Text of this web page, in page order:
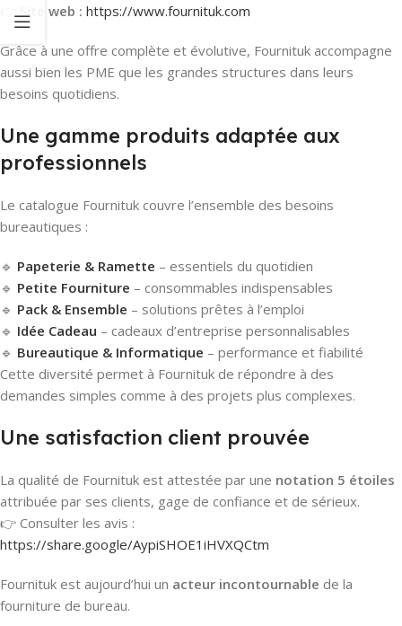
👉Site web : https://www.fournituk.com
Grâce à une offre complète et évolutive, Fournituk accompagne
aussi bien les PME que les grandes structures dans leurs
besoins quotidiens.
Une gamme produits adaptée aux
professionnels
Le catalogue Fournituk couvre l’ensemble des besoins
bureautiques :
🔹 Papeterie & Ramette – essentiels du quotidien
🔹 Petite Fourniture – consommables indispensables
🔹 Pack & Ensemble – solutions prêtes à l’emploi
🔹 Idée Cadeau – cadeaux d’entreprise personnalisables
🔹 Bureautique & Informatique – performance et fiabilité
Cette diversité permet à Fournituk de répondre à des
demandes simples comme à des projets plus complexes.
Une satisfaction client prouvée
La qualité de Fournituk est attestée par une notation 5 étoiles
attribuée par ses clients, gage de confiance et de sérieux.
👉 Consulter les avis :
https://share.google/AypiSHOE1iHVXQCtm
Fournituk est aujourd’hui un acteur incontournable de la
fourniture de bureau.